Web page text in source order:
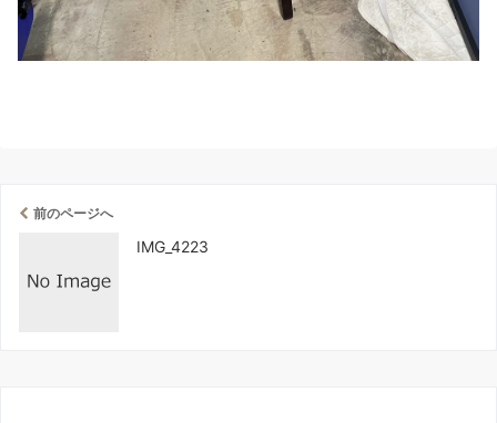
前のページへ
IMG_4223